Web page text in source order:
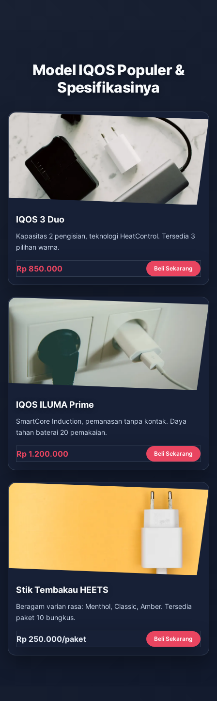
Model IQOS Populer &
Spesifikasinya
IQOS 3 Duo
Kapasitas 2 pengisian, teknologi HeatControl. Tersedia 3
pilihan warna.
Rp 850.000 Beli Sekarang
IQOS ILUMA Prime
SmartCore Induction, pemanasan tanpa kontak. Daya
tahan baterai 20 pemakaian.
Rp 1.200.000 Beli Sekarang
Stik Tembakau HEETS
Beragam varian rasa: Menthol, Classic, Amber. Tersedia
paket 10 bungkus.
Rp 250.000/paket Beli Sekarang